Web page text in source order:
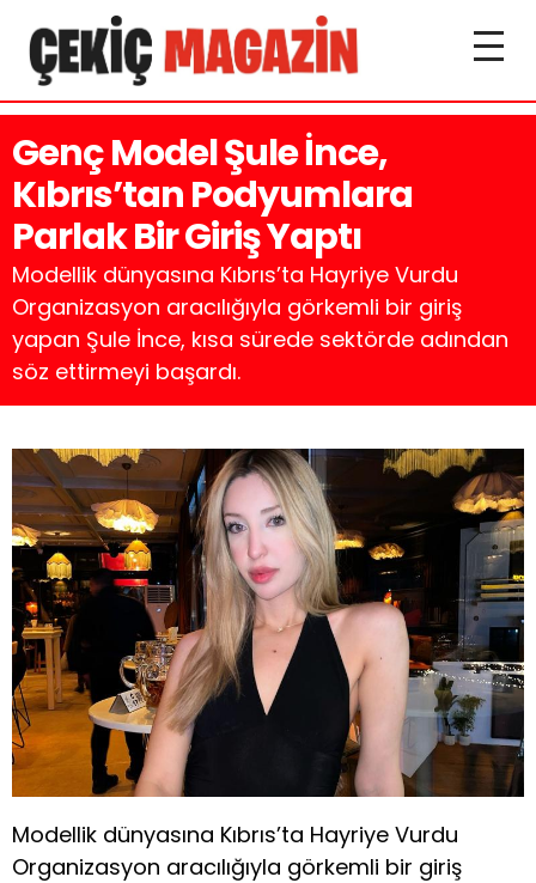
Genç Model Şule İnce,
Kıbrıs’tan Podyumlara
Parlak Bir Giriş Yaptı
Modellik dünyasına Kıbrıs’ta Hayriye Vurdu
Organizasyon aracılığıyla görkemli bir giriş
yapan Şule İnce, kısa sürede sektörde adından
söz ettirmeyi başardı.
Modellik dünyasına Kıbrıs’ta Hayriye Vurdu
Organizasyon aracılığıyla görkemli bir giriş